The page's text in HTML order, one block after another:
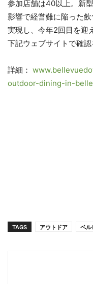
参加店舗は40以上。新
影響で経営難に陥った
実現し、今年2回目を迎
下記ウェブサイトで確認
詳細：
outdoor-dining-in-
TAGS アウトドア ベル